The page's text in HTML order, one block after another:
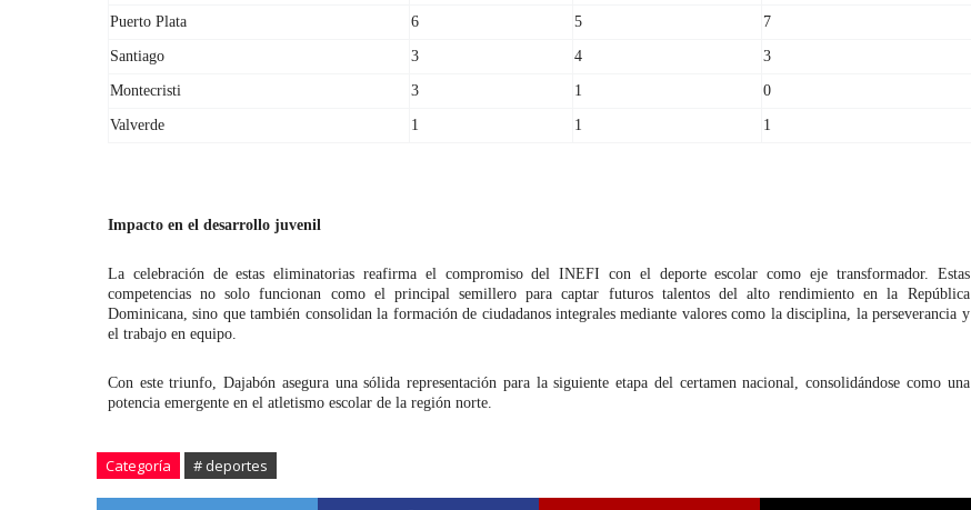
Puerto Plata 6 5 7
Santiago 3 4 3
Montecristi 3 1 0
Valverde 1 1 1
Impacto en el desarrollo juvenil
La celebración de estas eliminatorias reafirma el compromiso del INEFI con el deporte escolar como eje transformador. Estas
competencias no solo funcionan como el principal semillero para captar futuros talentos del alto rendimiento en la República
Dominicana, sino que también consolidan la formación de ciudadanos integrales mediante valores como la disciplina, la perseverancia y
el trabajo en equipo.
Con este triunfo, Dajabón asegura una sólida representación para la siguiente etapa del certamen nacional, consolidándose como una
potencia emergente en el atletismo escolar de la región norte.
Categoría # deportes